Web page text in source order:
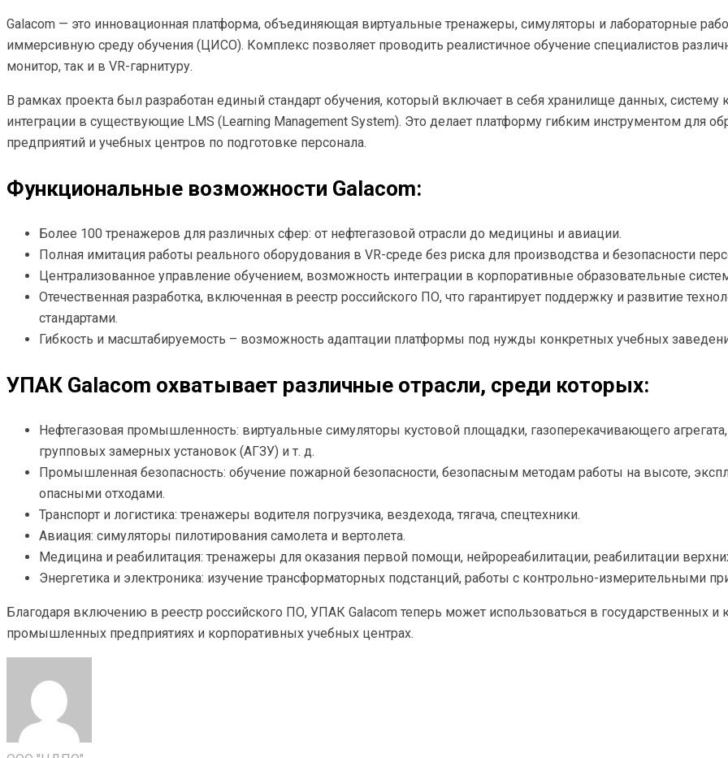
Galacom — это инновационная платформа, объединяющая виртуальные тренажеры, симуляторы и лабораторные
иммерсивную среду обучения (ЦИСО). Комплекс позволяет проводить реалистичное обучение специалистов
монитор, так и в VR-гарнитуру.
В рамках проекта был разработан единый стандарт обучения, который включает в себя хранилище данных,
интеграции в существующие LMS (Learning Management System). Это делает платформу гибким инструментом для
предприятий и учебных центров по подготовке персонала.
Функциональные возможности Galacom:
Более 100 тренажеров для различных сфер: от нефтегазовой отрасли до медицины и авиации.
Полная имитация работы реального оборудования в VR-среде без риска для производства и безопасности
Централизованное управление обучением, возможность интеграции в корпоративные образовательные
Отечественная разработка, включенная в реестр российского ПО, что гарантирует поддержку и развитие
стандартами.
Гибкость и масштабируемость – возможность адаптации платформы под нужды конкретных учебных
УПАК Galacom охватывает различные отрасли, среди которых:
Нефтегазовая промышленность: виртуальные симуляторы кустовой площадки, газоперекачивающего
групповых замерных установок (АГЗУ) и т. д.
Промышленная безопасность: обучение пожарной безопасности, безопасным методам работы на высоте,
опасными отходами.
Транспорт и логистика: тренажеры водителя погрузчика, вездехода, тягача, спецтехники.
Авиация: симуляторы пилотирования самолета и вертолета.
Медицина и реабилитация: тренажеры для оказания первой помощи, нейрореабилитации, реабилитации
Энергетика и электроника: изучение трансформаторных подстанций, работы с контрольно-измерительными
Благодаря включению в реестр российского ПО, УПАК Galacom теперь может использоваться в государственных
промышленных предприятиях и корпоративных учебных центрах.